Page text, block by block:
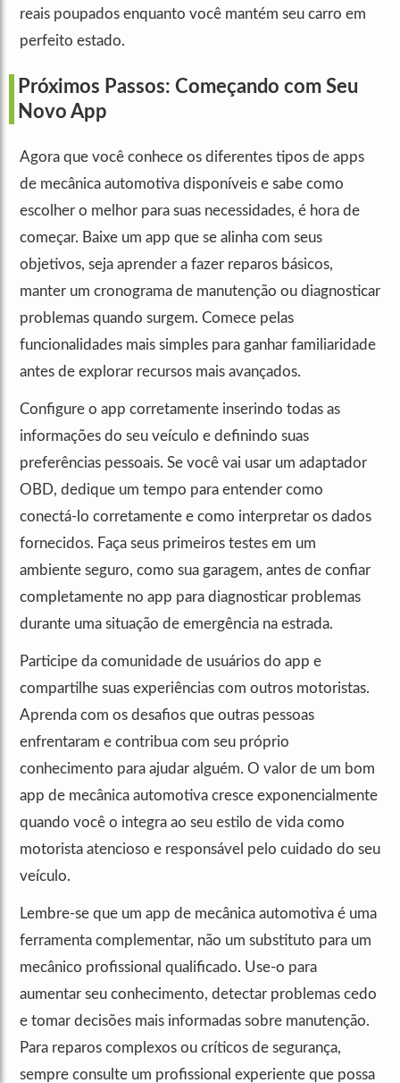
reais poupados enquanto você mantém seu carro em
perfeito estado.
Próximos Passos: Começando com Seu
Novo App
Agora que você conhece os diferentes tipos de apps
de mecânica automotiva disponíveis e sabe como
escolher o melhor para suas necessidades, é hora de
começar. Baixe um app que se alinha com seus
objetivos, seja aprender a fazer reparos básicos,
manter um cronograma de manutenção ou diagnosticar
problemas quando surgem. Comece pelas
funcionalidades mais simples para ganhar familiaridade
antes de explorar recursos mais avançados.
Configure o app corretamente inserindo todas as
informações do seu veículo e definindo suas
preferências pessoais. Se você vai usar um adaptador
OBD, dedique um tempo para entender como
conectá-lo corretamente e como interpretar os dados
fornecidos. Faça seus primeiros testes em um
ambiente seguro, como sua garagem, antes de confiar
completamente no app para diagnosticar problemas
durante uma situação de emergência na estrada.
Participe da comunidade de usuários do app e
compartilhe suas experiências com outros motoristas.
Aprenda com os desafios que outras pessoas
enfrentaram e contribua com seu próprio
conhecimento para ajudar alguém. O valor de um bom
app de mecânica automotiva cresce exponencialmente
quando você o integra ao seu estilo de vida como
motorista atencioso e responsável pelo cuidado do seu
veículo.
Lembre-se que um app de mecânica automotiva é uma
ferramenta complementar, não um substituto para um
mecânico profissional qualificado. Use-o para
aumentar seu conhecimento, detectar problemas cedo
e tomar decisões mais informadas sobre manutenção.
Para reparos complexos ou críticos de segurança,
sempre consulte um profissional experiente que possa